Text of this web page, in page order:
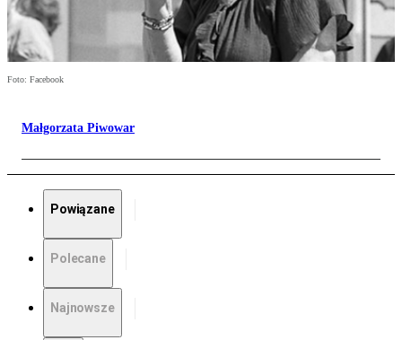
Foto: Facebook
Małgorzata Piwowar
Powiązane
Polecane
Najnowsze